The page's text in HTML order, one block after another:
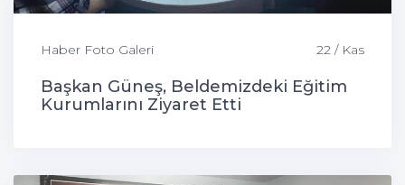
Haber Foto Galeri 22 / Kas
Başkan Güneş, Beldemizdeki Eğitim
Kurumlarını Ziyaret Etti